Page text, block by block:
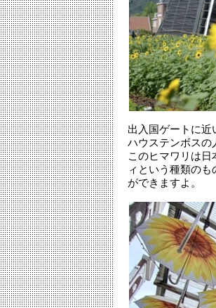
出入国ゲートに近
ハウステンボスの
このヒマワリは
ィという種類の
ができますよ。